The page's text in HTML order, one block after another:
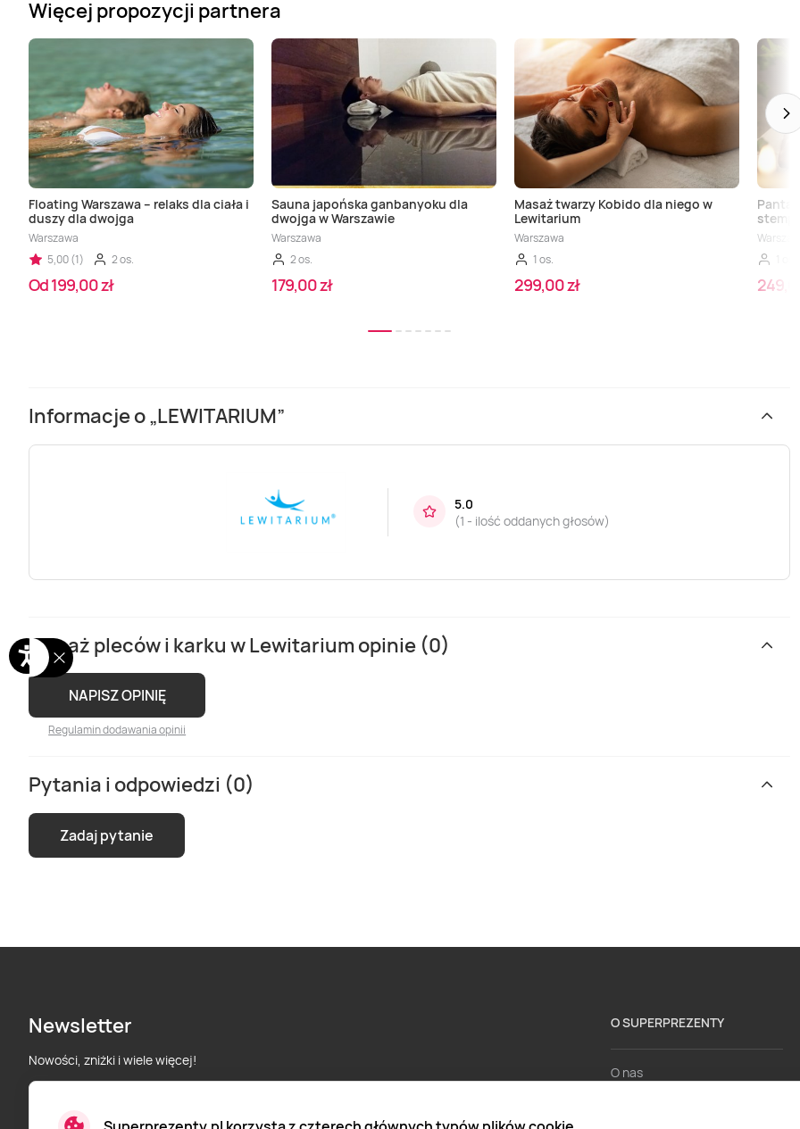
Więcej propozycji partnera
Floating Warszawa – relaks dla ciała i
duszy dla dwojga
Warszawa
5,00 (1)
2 os.
Od 199,00 zł
Sauna japońska ganbanyoku dla
dwojga w Warszawie
Warszawa
2 os.
179,00 zł
Masaż twarzy Kobido dla niego w
Lewitarium
Warszawa
1 os.
299,00 zł
Pantai
Warszawa
249,00
Informacje o „LEWITARIUM”
5.0
(1 - ilość oddanych głosów)
Masaż pleców i karku w Lewitarium opinie (0)
NAPISZ OPINIĘ
Regulamin dodawania opinii
Pytania i odpowiedzi (0)
Zadaj pytanie
Newsletter
Nowości, zniżki i wiele więcej!
O SUPERPREZENTY
O nas